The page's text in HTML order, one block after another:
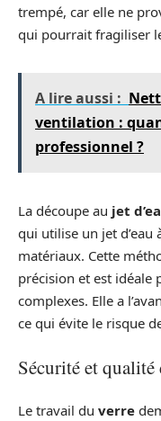
trempé, car elle ne
qui pourrait fragiliser
A lire aussi :
ventilation :
professionnel ?
La découpe au jet
qui utilise un jet
matériaux. Cette
précision et est idéale
complexes. Elle a
ce qui évite le risque
Sécurité et
Le travail du verre